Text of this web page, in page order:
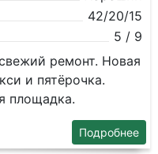
42/20/15
5 / 9
ремонт. Новая
и пятёрочка.
площадка.
Подробнее